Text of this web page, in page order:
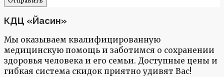
КДЦ «Йасин»
Мы оказываем квалифицированную
медицинскую помощь и заботимся о сохранении
здоровья человека и его семьи. Доступные цены и
гибкая система скидок приятно удивят Вас!